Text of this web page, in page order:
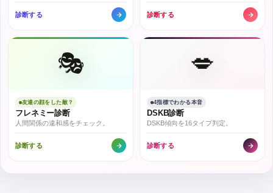
診断する 診断する
🎭
友達の顔をした敵？
フレネミー診断
人間関係の違和感をチェック。
診断する
💋
4指標でわかる本音
DSKB診断
DSKB傾向を16タイプ判定。
診断する